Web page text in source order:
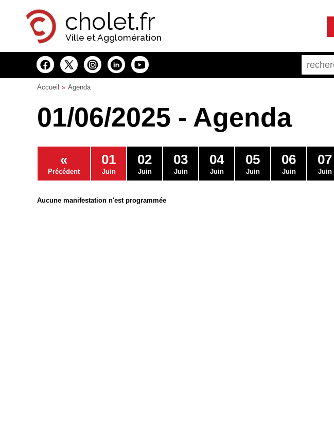
cholet.fr
Ville et Agglomération
Accueil Agenda
01/06/2025 - Agenda
«
Précédent
01
Juin
02
Juin
03
Juin
04
Juin
05
Juin
06
Juin
07
Juin
Aucune manifestation n'est programmée